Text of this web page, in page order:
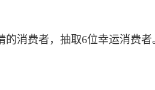
消费者，抽取6位幸运消费者